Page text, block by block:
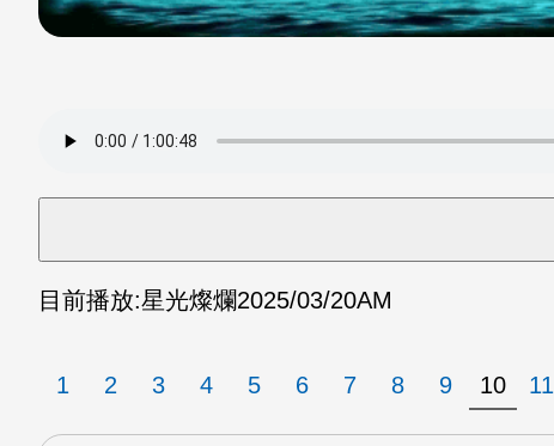
目前播放:星光燦爛2025/03/20AM
1 2 3 4 5 6 7 8 9 10 11